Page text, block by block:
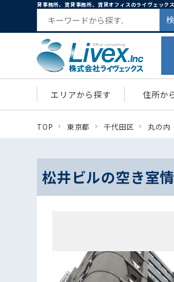
貸事務所、賃貸事務所、賃貸オフィスのライヴェックス
エリアから探す 住所か
TOP 東京都 千代田区 丸の内
松井ビルの空き室